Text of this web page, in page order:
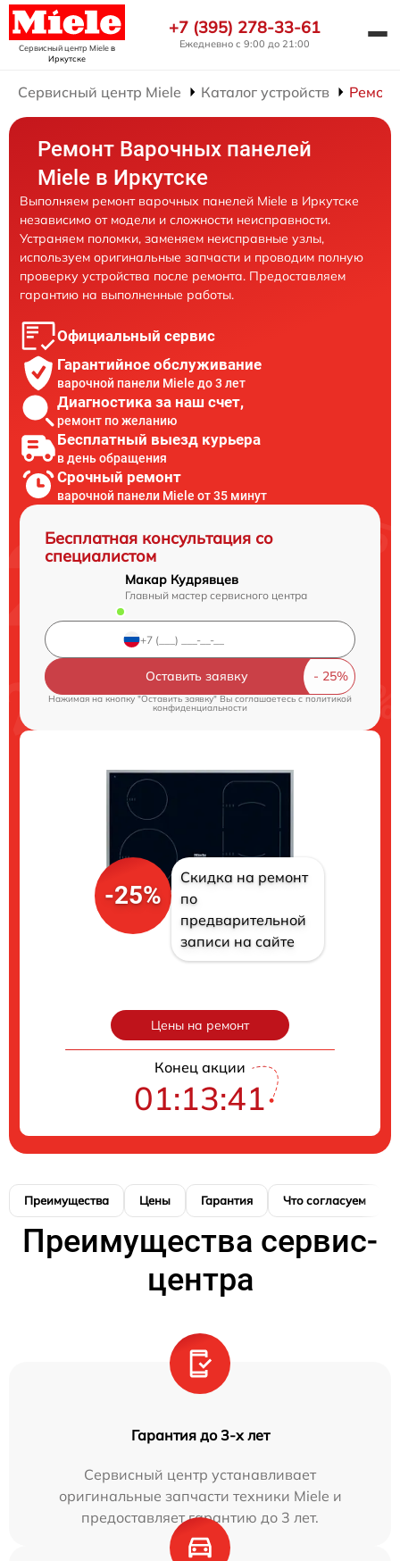
Сервисный центр Mieleв
Иркутске
+7 (395) 278-33-61
Ежедневно с 9:00 до 21:00
Сервисный центр Miele Каталог устройств
Ремонт Варочных панелей
Miele в Иркутске
Выполняем ремонт варочных панелей Miele в Иркутске
независимо от модели и сложности неисправности.
Устраняем поломки, заменяем неисправные узлы,
используем оригинальные запчасти и проводим полную
проверку устройства после ремонта. Предоставляем
гарантию на выполненные работы.
Официальный сервис
Гарантийное обслуживание
варочной панели Miele до 3 лет
Диагностика за наш счет,
ремонт по желанию
Бесплатный выезд курьера
в день обращения
Срочный ремонт
варочной панели Miele от 35 минут
Бесплатная консультация со
специалистом
Макар Кудрявцев
Главный мастер сервисного центра
Оставить заявку
Нажимая на кнопку "Оставить заявку" Вы соглашаетесь cполитикой
конфиденциальности
-25%
Скидка на ремонт
по
предварительной
записи на сайте
Цены на ремонт
Конец акции
01:13:40
Преимущества Цены Гарантия Что согласуем
Преимущества сервис-
центра
Гарантия до 3-х лет
Сервисный центр устанавливает
оригинальные запчасти техники Miele и
предоставляет гарантию до 3 лет.